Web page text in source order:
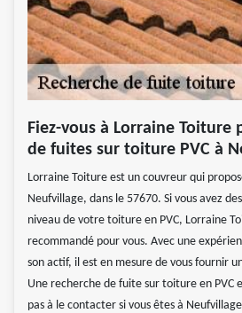
Fiez-vous à Lorraine Toiture
de fuites sur toiture PVC à
Lorraine Toiture est un couvreur qui
Neufvillage, dans le 57670. Si vous avez
niveau de votre toiture en PVC, Lorraine
recommandé pour vous. Avec une
son actif, il est en mesure de vous fournir
Une recherche de fuite sur toiture en PVC
pas à le contacter si vous êtes à